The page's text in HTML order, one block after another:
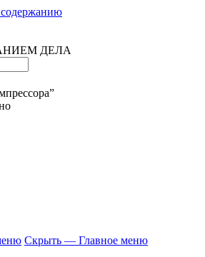
ДЕЛА
Скрыть — Главное меню